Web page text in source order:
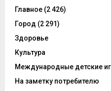
Главное (2 426)
Город (2 291)
Здоровье
Культура
Международные детские
На заметку потребителю